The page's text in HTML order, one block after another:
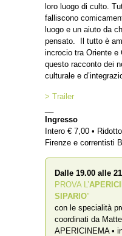
loro luogo di culto.
falliscono
luogo e un aiuto da
pensato. Il tutto è
incrocio tra Oriente e
questo racconto dei
culturale e
> Trailer
Ingresso
Intero € 7,00 •
Firenze e correntisti
Dalle 19.00 alle
PROVA L’
SIPARIO”
con le specialità
coordinati da
APERICINEMA •